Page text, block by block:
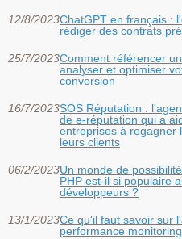
12/8/2023ChatGPT en français :
rédiger des contrats
25/7/2023Comment référencer
analyser et optimiser
conversion
16/7/2023SOS Réputation :
de e-réputation qui a
entreprises à regagner
leurs clients
06/2/2023Un monde de
PHP est-il si populaire
développeurs ?
13/1/2023Ce qu'il faut savoir sur
performance monitoring